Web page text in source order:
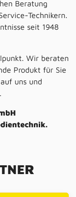
Beratung
Technikern.
seit 1948
Wir beraten
Produkt für Sie
uns und